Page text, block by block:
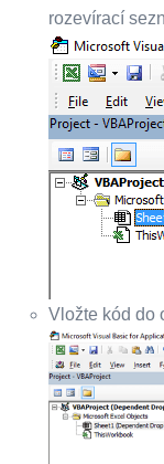
rozevírací
Vložte kód do